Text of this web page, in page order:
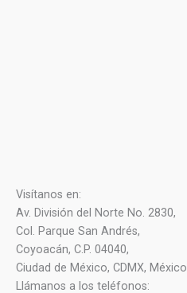
Visítanos en:
Av. División del Norte No. 2830,
Col. Parque San Andrés,
Coyoacán, C.P. 04040,
Ciudad de México, CDMX, México.
Llámanos a los teléfonos: